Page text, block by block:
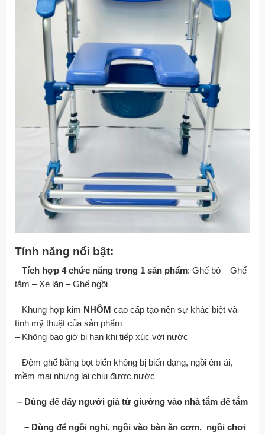
Tính năng nổi bật:
–Tích hợp 4 chức năng trong 1 sản phẩm: Ghế bô – Ghế
tắm – Xe lăn – Ghế ngồi
– Khung hợp kim NHÔM cao cấp tạo nên sự khác biệt và
tính mỹ thuật của sản phẩm
– Không bao giờ bị han khi tiếp xúc với nước
– Đệm ghế bằng bọt biển không bị biến dạng, ngồi êm ái,
mềm mại nhưng lại chịu được nước
– Dùng để đẩy người già từ giường vào nhà tắm để tắm
– Dùng để ngồi nghỉ, ngồi vào bàn ăn cơm, ngồi chơi